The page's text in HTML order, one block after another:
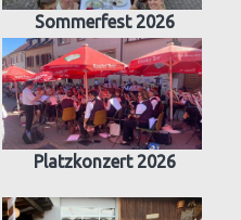
Sommerfest 2026
Platzkonzert 2026